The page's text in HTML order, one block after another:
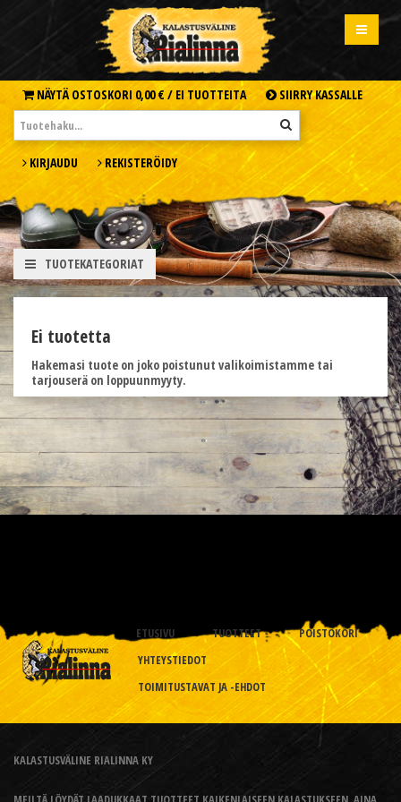
NÄYTÄ OSTOSKORI 0,00 € / EI TUOTTEITA SIIRRY KASSALLE
KIRJAUDU REKISTERÖIDY
TUOTEKATEGORIAT
Ei tuotetta
Hakemasi tuote on joko poistunut valikoimistamme tai
tarjouserä on loppuunmyyty.
ETUSIVU TUOTTEET
POISTOKORI
YHTEYSTIEDOT
TOIMITUSTAVAT JA -EHDOT
KALASTUSVÄLINE RIALINNA KY